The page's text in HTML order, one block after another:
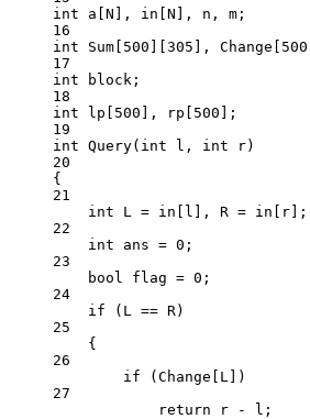
int a[N], in[N], n, m;
16
int Sum[ 500 305 ], Change[ 500
17
int block;
18
int lp[ 500 ], rp[ 500 ];
19
int Query( int l , int r)
20
{
21
int L = in[l], R = in[r];
22
int ans = 0 ;
23
bool
flag = 0 ;
24
if (L == R)
25
{
26
if (Change[L])
27
return r -
l;